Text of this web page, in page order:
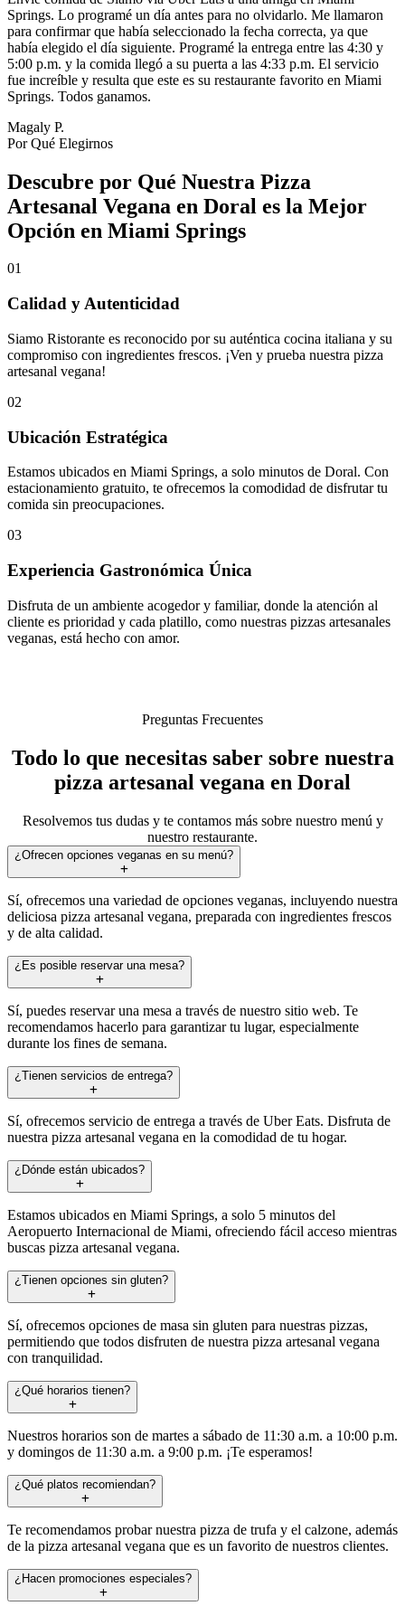
Springs. Lo programé un día antes para no olvidarlo. Me llamaron
para confirmar que había seleccionado la fecha correcta, ya que
había elegido el día siguiente. Programé la entrega entre las 4:30 y
5:00 p.m. y la comida llegó a su puerta a las 4:33 p.m. El servicio
fue increíble y resulta que este es su restaurante favorito en Miami
Springs. Todos ganamos.
Magaly P.
Por Qué Elegirnos
Descubre por Qué Nuestra Pizza
Artesanal Vegana en Doral es la Mejor
Opción en Miami Springs
01
Calidad y Autenticidad
Siamo Ristorante es reconocido por su auténtica cocina italiana y su
compromiso con ingredientes frescos. ¡Ven y prueba nuestra pizza
artesanal vegana!
02
Ubicación Estratégica
Estamos ubicados en Miami Springs, a solo minutos de Doral. Con
estacionamiento gratuito, te ofrecemos la comodidad de disfrutar tu
comida sin preocupaciones.
03
Experiencia Gastronómica Única
Disfruta de un ambiente acogedor y familiar, donde la atención al
cliente es prioridad y cada platillo, como nuestras pizzas artesanales
veganas, está hecho con amor.
Preguntas Frecuentes
Todo lo que necesitas saber sobre nuestra
pizza artesanal vegana en Doral
Resolvemos tus dudas y te contamos más sobre nuestro menú y
nuestro restaurante.
¿Ofrecen opciones veganas en su menú?
Sí, ofrecemos una variedad de opciones veganas, incluyendo nuestra
deliciosa pizza artesanal vegana, preparada con ingredientes frescos
y de alta calidad.
¿Es posible reservar una mesa?
Sí, puedes reservar una mesa a través de nuestro sitio web. Te
recomendamos hacerlo para garantizar tu lugar, especialmente
durante los fines de semana.
¿Tienen servicios de entrega?
Sí, ofrecemos servicio de entrega a través de Uber Eats. Disfruta de
nuestra pizza artesanal vegana en la comodidad de tu hogar.
¿Dónde están ubicados?
Estamos ubicados en Miami Springs, a solo 5 minutos del
Aeropuerto Internacional de Miami, ofreciendo fácil acceso mientras
buscas pizza artesanal vegana.
¿Tienen opciones sin gluten?
Sí, ofrecemos opciones de masa sin gluten para nuestras pizzas,
permitiendo que todos disfruten de nuestra pizza artesanal vegana
con tranquilidad.
¿Qué horarios tienen?
Nuestros horarios son de martes a sábado de 11:30 a.m. a 10:00 p.m.
y domingos de 11:30 a.m. a 9:00 p.m. ¡Te esperamos!
¿Qué platos recomiendan?
Te recomendamos probar nuestra pizza de trufa y el calzone, además
de la pizza artesanal vegana que es un favorito de nuestros clientes.
¿Hacen promociones especiales?